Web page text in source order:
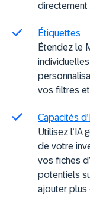
directement
Étiquettes
Étendez le
vos filtres
Capacités
Utilisez l’IA
de votre
vos fiches
potentiels
ajouter plus